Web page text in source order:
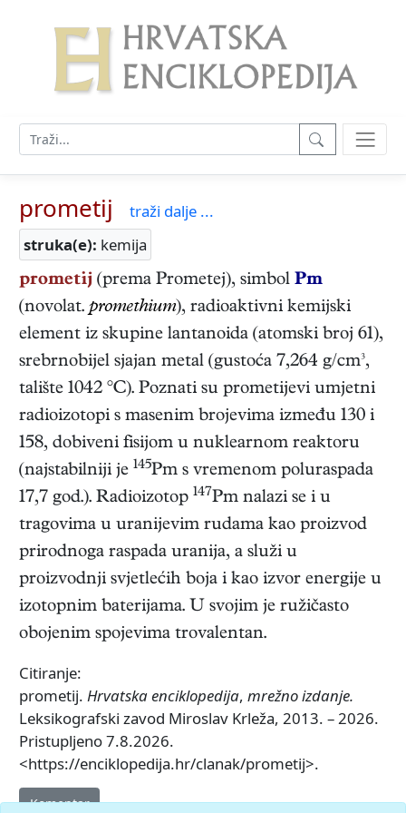
prometij
traži dalje ...
struka(e): kemija
prometij (prema Prometej), simbol Pm
(novolat.promethium), radioaktivni kemijski
element iz skupine lantanoida (atomski broj 61),
srebrnobijel sjajan metal (gustoća 7,264 g/cm³,
talište 1042 °C). Poznati su prometijevi umjetni
radioizotopi s masenim brojevima između 130 i
158, dobiveni fisijom u nuklearnom reaktoru
(najstabilniji je 145Pm s vremenom poluraspada
17,7 god.). Radioizotop 147Pm nalazi se i u
tragovima u uranijevim rudama kao proizvod
prirodnoga raspada uranija, a služi u
proizvodnji svjetlećih boja i kao izvor energije u
izotopnim baterijama. U svojim je ružičasto
obojenim spojevima trovalentan.
Citiranje:
prometij. Hrvatska enciklopedija, mrežno izdanje.
Leksikografski zavod Miroslav Krleža, 2013. – 2026.
Pristupljeno 7.8.2026.
<https://enciklopedija.hr/clanak/prometij>.
Komentar